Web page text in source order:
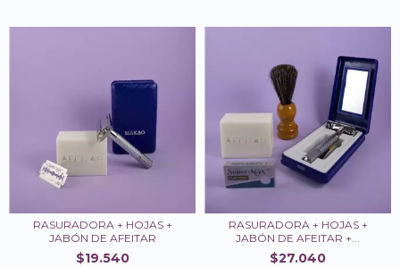
RASURADORA + HOJAS +
JABÓN DE AFEITAR
$19.540
RASURADORA + HOJAS +
JABÓN DE AFEITAR +...
$27.040